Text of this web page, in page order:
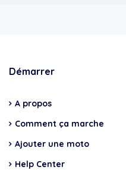
Démarrer
A propos
Comment ça marche
Ajouter une moto
Help Center